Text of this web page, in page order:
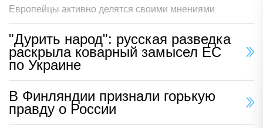
Европейцы активно делятся своими мнениями
"Дурить народ": русская разведка
раскрыла коварный замысел ЕС
по Украине
В Финляндии признали горькую
правду о России